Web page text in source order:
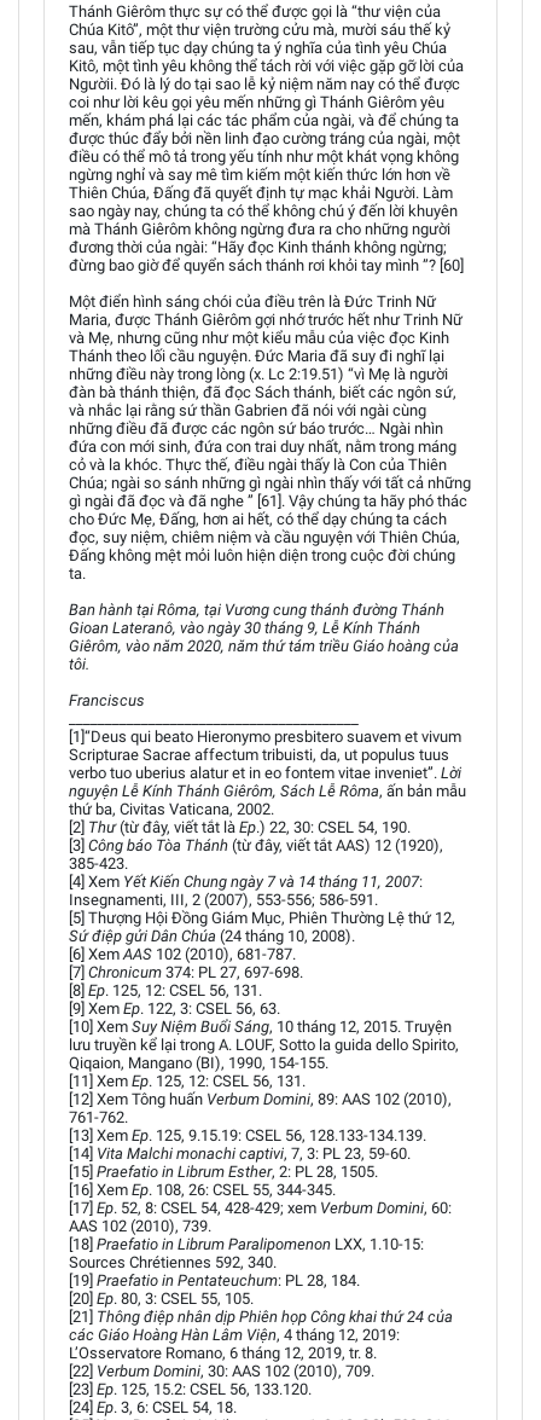
Thánh Giêrôm thực sự có thể được gọi là “thư viện của
Chúa Kitô”, một thư viện trường cửu mà, mười sáu thế kỷ
sau, vẫn tiếp tục dạy chúng ta ý nghĩa của tình yêu Chúa
Kitô, một tình yêu không thể tách rời với việc gặp gỡ lời của
Ngườii. Đó là lý do tại sao lễ kỷ niệm năm nay có thể được
coi như lời kêu gọi yêu mến những gì Thánh Giêrôm yêu
mến, khám phá lại các tác phẩm của ngài, và để chúng ta
được thúc đẩy bởi nền linh đạo cường tráng của ngài, một
điều có thể mô tả trong yếu tính như một khát vọng không
ngừng nghỉ và say mê tìm kiếm một kiến thức lớn hơn về
Thiên Chúa, Đấng đã quyết định tự mạc khải Người. Làm
sao ngày nay, chúng ta có thể không chú ý đến lời khuyên
mà Thánh Giêrôm không ngừng đưa ra cho những người
đương thời của ngài: “Hãy đọc Kinh thánh không ngừng;
đừng bao giờ để quyển sách thánh rơi khỏi tay mình ”? [60]
Một điển hình sáng chói của điều trên là Đức Trinh Nữ
Maria, được Thánh Giêrôm gợi nhớ trước hết như Trinh Nữ
và Mẹ, nhưng cũng như một kiểu mẫu của việc đọc Kinh
Thánh theo lối cầu nguyện. Đức Maria đã suy đi nghĩ lại
những điều này trong lòng (x. Lc 2:19.51) “vì Mẹ là người
đàn bà thánh thiện, đã đọc Sách thánh, biết các ngôn sứ,
và nhắc lại rằng sứ thần Gabrien đã nói với ngài cùng
những điều đã được các ngôn sứ báo trước… Ngài nhìn
đứa con mới sinh, đứa con trai duy nhất, nằm trong máng
cỏ và la khóc. Thực thế, điều ngài thấy là Con của Thiên
Chúa; ngài so sánh những gì ngài nhìn thấy với tất cả những
gì ngài đã đọc và đã nghe ” [61]. Vậy chúng ta hãy phó thác
cho Đức Mẹ, Đấng, hơn ai hết, có thể dạy chúng ta cách
đọc, suy niệm, chiêm niệm và cầu nguyện với Thiên Chúa,
Đấng không mệt mỏi luôn hiện diện trong cuộc đời chúng
ta.
Ban hành tại Rôma, tại Vương cung thánh đường Thánh
Gioan Lateranô, vào ngày 30 tháng 9, Lễ Kính Thánh
Giêrôm, vào năm 2020, năm thứ tám triều Giáo hoàng của
tôi.
Franciscus
[1]“Deus qui beato Hieronymo presbitero suavem et vivum
Scripturae Sacrae affectum tribuisti, da, ut populus tuus
verbo tuo uberius alatur et in eo fontem vitae inveniet”. Lời
nguyện Lễ Kính Thánh Giêrôm, Sách Lễ Rôma, ấn bản mẫu
thứ ba, Civitas Vaticana, 2002.
[2] Thư(từ đây, viết tắt là Ep.) 22, 30: CSEL 54, 190.
[3] Công báo Tòa Thánh (từ đây, viết tắt AAS) 12 (1920),
385-423.
[4] Xem Yết Kiến Chung ngày 7 và 14 tháng 11, 2007:
Insegnamenti, III, 2 (2007), 553-556; 586-591.
[5] Thượng Hội Đồng Giám Mục, Phiên Thường Lệ thứ 12,
Sứ điệp gửi Dân Chúa (24 tháng 10, 2008).
[6] Xem AAS 102 (2010), 681-787.
[7] Chronicum 374: PL 27, 697-698.
[8] Ep. 125, 12: CSEL 56, 131.
[9] Xem Ep. 122, 3: CSEL 56, 63.
[10] Xem Suy Niệm Buổi Sáng, 10 tháng 12, 2015. Truyện
lưu truyền kể lại trong A. LOUF, Sotto la guida dello Spirito,
Qiqaion, Mangano (BI), 1990, 154-155.
[11] Xem Ep. 125, 12: CSEL 56, 131.
[12] Xem Tông huấn Verbum Domini, 89: AAS 102 (2010),
761-762.
[13] Xem Ep. 125, 9.15.19: CSEL 56, 128.133-134.139.
[14] Vita Malchi monachi captivi, 7, 3: PL 23, 59-60.
[15] Praefatio in Librum Esther, 2: PL 28, 1505.
[16] Xem Ep. 108, 26: CSEL 55, 344-345.
[17] Ep. 52, 8: CSEL 54, 428-429; xem Verbum Domini, 60:
AAS 102 (2010), 739.
[18] Praefatio in Librum Paralipomenon LXX, 1.10-15:
Sources Chrétiennes 592, 340.
[19] Praefatio in Pentateuchum: PL 28, 184.
[20] Ep. 80, 3: CSEL 55, 105.
[21] Thông điệp nhân dịp Phiên họp Công khai thứ 24 của
các Giáo Hoàng Hàn Lâm Viện, 4 tháng 12, 2019:
L’Osservatore Romano, 6 tháng 12, 2019, tr. 8.
[22] Verbum Domini, 30: AAS 102 (2010), 709.
[23] Ep. 125, 15.2: CSEL 56, 133.120.
[24] Ep. 3, 6: CSEL 54, 18.